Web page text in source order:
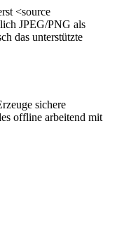
<source
JPEG/PNG als
das unterstützte
sichere
offline arbeitend mit